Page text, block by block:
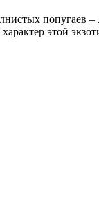
попугаев
этой